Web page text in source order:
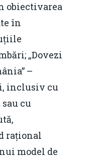
obiectivarea
în
„Dovezi
–
inclusiv cu
cu
rațional
model de
Martie 2016
Mai 2015
Agribusiness
Energia
Construcții și
pentru o Românie